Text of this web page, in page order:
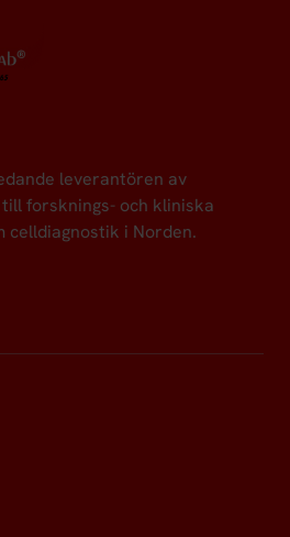
leverantören av
forsknings- och kliniska
celldiagnostik i Norden.